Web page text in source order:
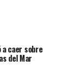
a caer sobre
del Mar